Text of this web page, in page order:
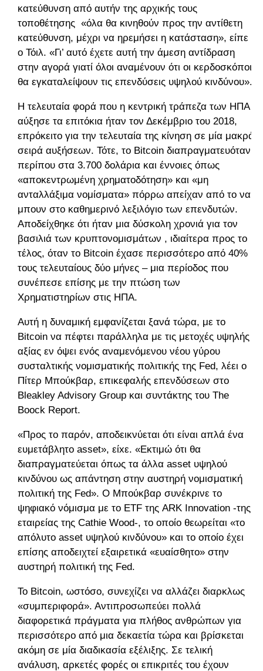
κατεύθυνση από αυτήν της αρχικής τους
τοποθέτησης «όλα θα κινηθούν προς την αντίθετη
κατεύθυνση, μέχρι να ηρεμήσει η κατάσταση», είπε
ο Τόιλ. «Γι’ αυτό έχετε αυτή την άμεση αντίδραση
στην αγορά γιατί όλοι αναμένουν ότι οι κερδοσκόποι
θα εγκαταλείψουν τις επενδύσεις υψηλού κινδύνου».
Η τελευταία φορά που η κεντρική τράπεζα των ΗΠΑ
αύξησε τα επιτόκια ήταν τον Δεκέμβριο του 2018,
επρόκειτο για την τελευταία της κίνηση σε μία μακρά
σειρά αυξήσεων. Τότε, το Bitcoin διαπραγματευόταν
περίπου στα 3.700 δολάρια και έννοιες όπως
«αποκεντρωμένη χρηματοδότηση» και «μη
ανταλλάξιμα νομίσματα» πόρρω απείχαν από το να
μπουν στο καθημερινό λεξιλόγιο των επενδυτών.
Αποδείχθηκε ότι ήταν μια δύσκολη χρονιά για τον
βασιλιά των κρυπτονομισμάτων , ιδιαίτερα προς το
τέλος, όταν το Bitcoin έχασε περισσότερο από 40%
τους τελευταίους δύο μήνες – μια περίοδος που
συνέπεσε επίσης με την πτώση των
Χρηματιστηρίων στις ΗΠΑ.
Αυτή η δυναμική εμφανίζεται ξανά τώρα, με το
Bitcoin να πέφτει παράλληλα με τις μετοχές υψηλής
αξίας εν όψει ενός αναμενόμενου νέου γύρου
συσταλτικής νομισματικής πολιτικής της Fed, λέει ο
Πίτερ Μπούκβαρ, επικεφαλής επενδύσεων στο
Bleakley Advisory Group και συντάκτης του The
Boock Report.
«Προς το παρόν, αποδεικνύεται ότι είναι απλά ένα
ευμετάβλητο asset», είxε. «Εκτιμώ ότι θα
διαπραγματεύεται όπως τα άλλα asset υψηλού
κινδύνου ως απάντηση στην αυστηρή νομισματική
πολιτική της Fed». Ο Μπούκβαρ συνέκρινε το
ψηφιακό νόμισμα με το ETF της ARK Innovation -της
εταιρείας της Cathie Wood-, το οποίο θεωρείται «το
απόλυτο asset υψηλού κινδύνου» και το οποίο έχει
επίσης αποδειχτεί εξαιρετικά «ευαίσθητο» στην
αυστηρή πολιτική της Fed.
Το Bitcoin, ωστόσο, συνεχίζει να αλλάζει διαρκλως
«συμπεριφορά». Αντιπροσωπεύει πολλά
διαφορετικά πράγματα για πλήθος ανθρώπων για
περισσότερο από μια δεκαετία τώρα και βρίσκεται
ακόμη σε μία διαδικασία εξέλιξης. Σε τελική
ανάλυση, αρκετές φορές οι επικριτές του έχουν